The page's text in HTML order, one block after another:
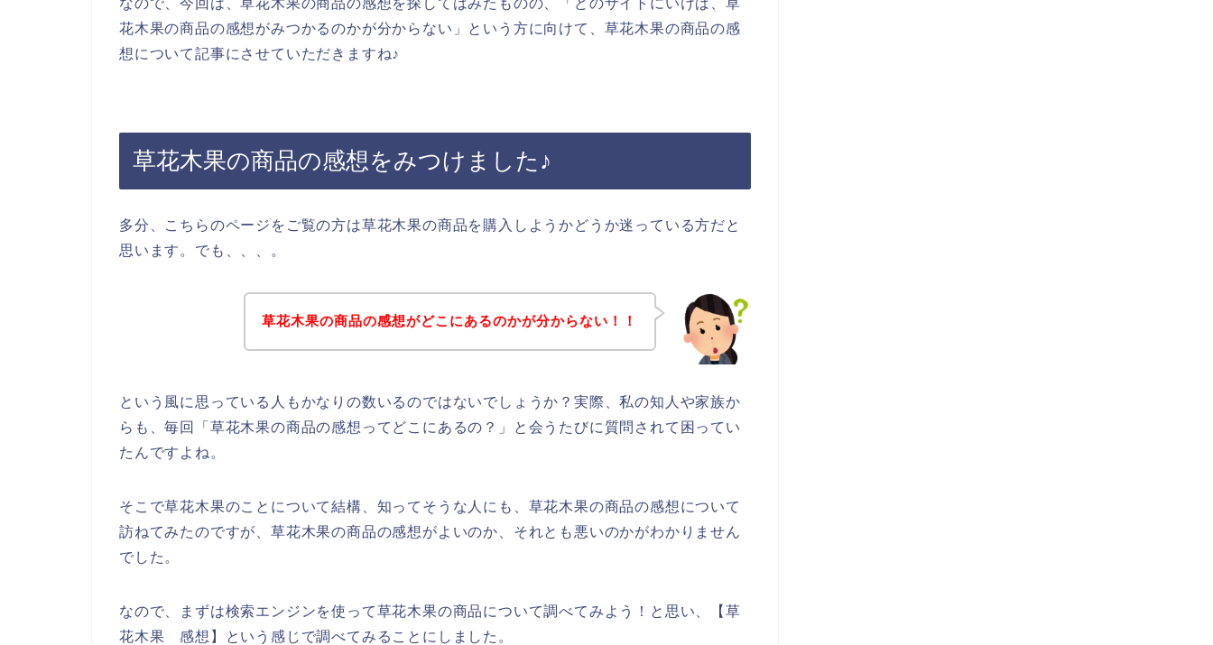
花木果の商品の感想がみつかるのかが分からない」という方に向けて、草花木果の商品の感
想について記事にさせていただきますね♪
草花木果の商品の感想をみつけました♪
多分、こちらのページをご覧の方は草花木果の商品を購入しようかどうか迷っている方だと
思います。でも、、、。
草花木果の商品の感想がどこにあるのかが分からない！！
という風に思っている人もかなりの数いるのではないでしょうか？実際、私の知人や家族か
らも、毎回「草花木果の商品の感想ってどこにあるの？」と会うたびに質問されて困ってい
たんですよね。
そこで草花木果のことについて結構、知ってそうな人にも、草花木果の商品の感想について
訪ねてみたのですが、草花木果の商品の感想がよいのか、それとも悪いのかがわかりません
でした。
なので、まずは検索エンジンを使って草花木果の商品について調べてみよう！と思い、【草
花木果 感想】という感じで調べてみることにしました。